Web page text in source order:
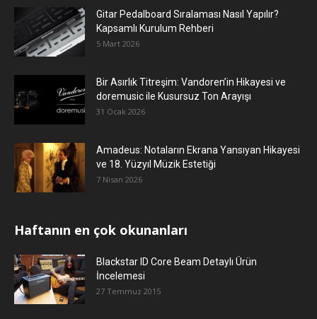
Gitar Pedalboard Sıralaması Nasıl Yapılır?
Kapsamlı Kurulum Rehberi
5 Mart 2026
Bir Asırlık Titreşim: Vandoren’in Hikayesi ve
doremusic ile Kusursuz Ton Arayışı
31 Ocak 2026
Amadeus: Notaların Ekrana Yansıyan Hikayesi
ve 18. Yüzyıl Müzik Estetiği
7 Nisan 2026
Haftanın en çok okunanları
Blackstar ID Core Beam Detaylı Ürün
İncelemesi
27 Temmuz 2015